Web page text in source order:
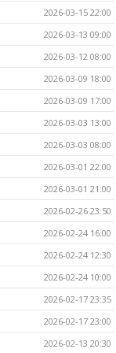
2026-03-15 22:00
2026-03-13 09:00
2026-03-12 08:00
2026-03-09 18:00
2026-03-09 17:00
2026-03-03 13:00
2026-03-03 08:00
2026-03-01 22:00
2026-03-01 21:00
2026-02-26 23:50
2026-02-24 16:00
2026-02-24 12:30
2026-02-24 10:00
2026-02-17 23:35
2026-02-17 23:00
2026-02-13 20:30